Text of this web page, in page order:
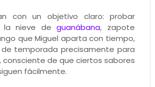
con un objetivo claro: probar
la nieve deguanábana, zapote
que Miguel aparta con tiempo,
temporada precisamente para
consciente de que ciertos sabores
fácilmente.